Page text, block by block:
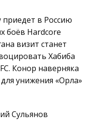
в Россию
боёв Hardcore
визит станет
Хабиба
Конор наверняка
унижения «Орла»
Сульянов